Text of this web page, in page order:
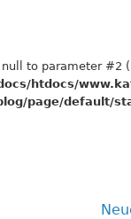
null to parameter #2
htdocs/
page/default/